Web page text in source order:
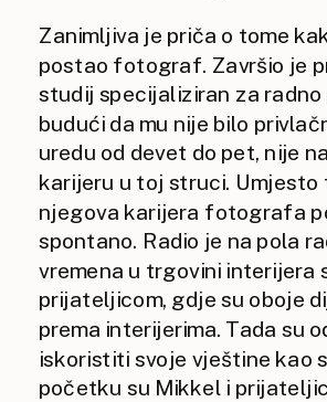
Zanimljiva je priča o tome
postao fotograf. Završio je
studij specijaliziran za radno
budući da mu nije bilo
uredu od devet do pet, nije
karijeru u toj struci. Umjesto
njegova karijera fotografa
spontano. Radio je na pola
vremena u trgovini interijera
prijateljicom, gdje su oboje
prema interijerima. Tada su
iskoristiti svoje vještine kao
početku su Mikkel i